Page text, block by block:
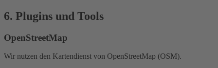
6. Plugins und Tools
OpenStreetMap
Wir nutzen den Kartendienst von OpenStreetMap (OSM).